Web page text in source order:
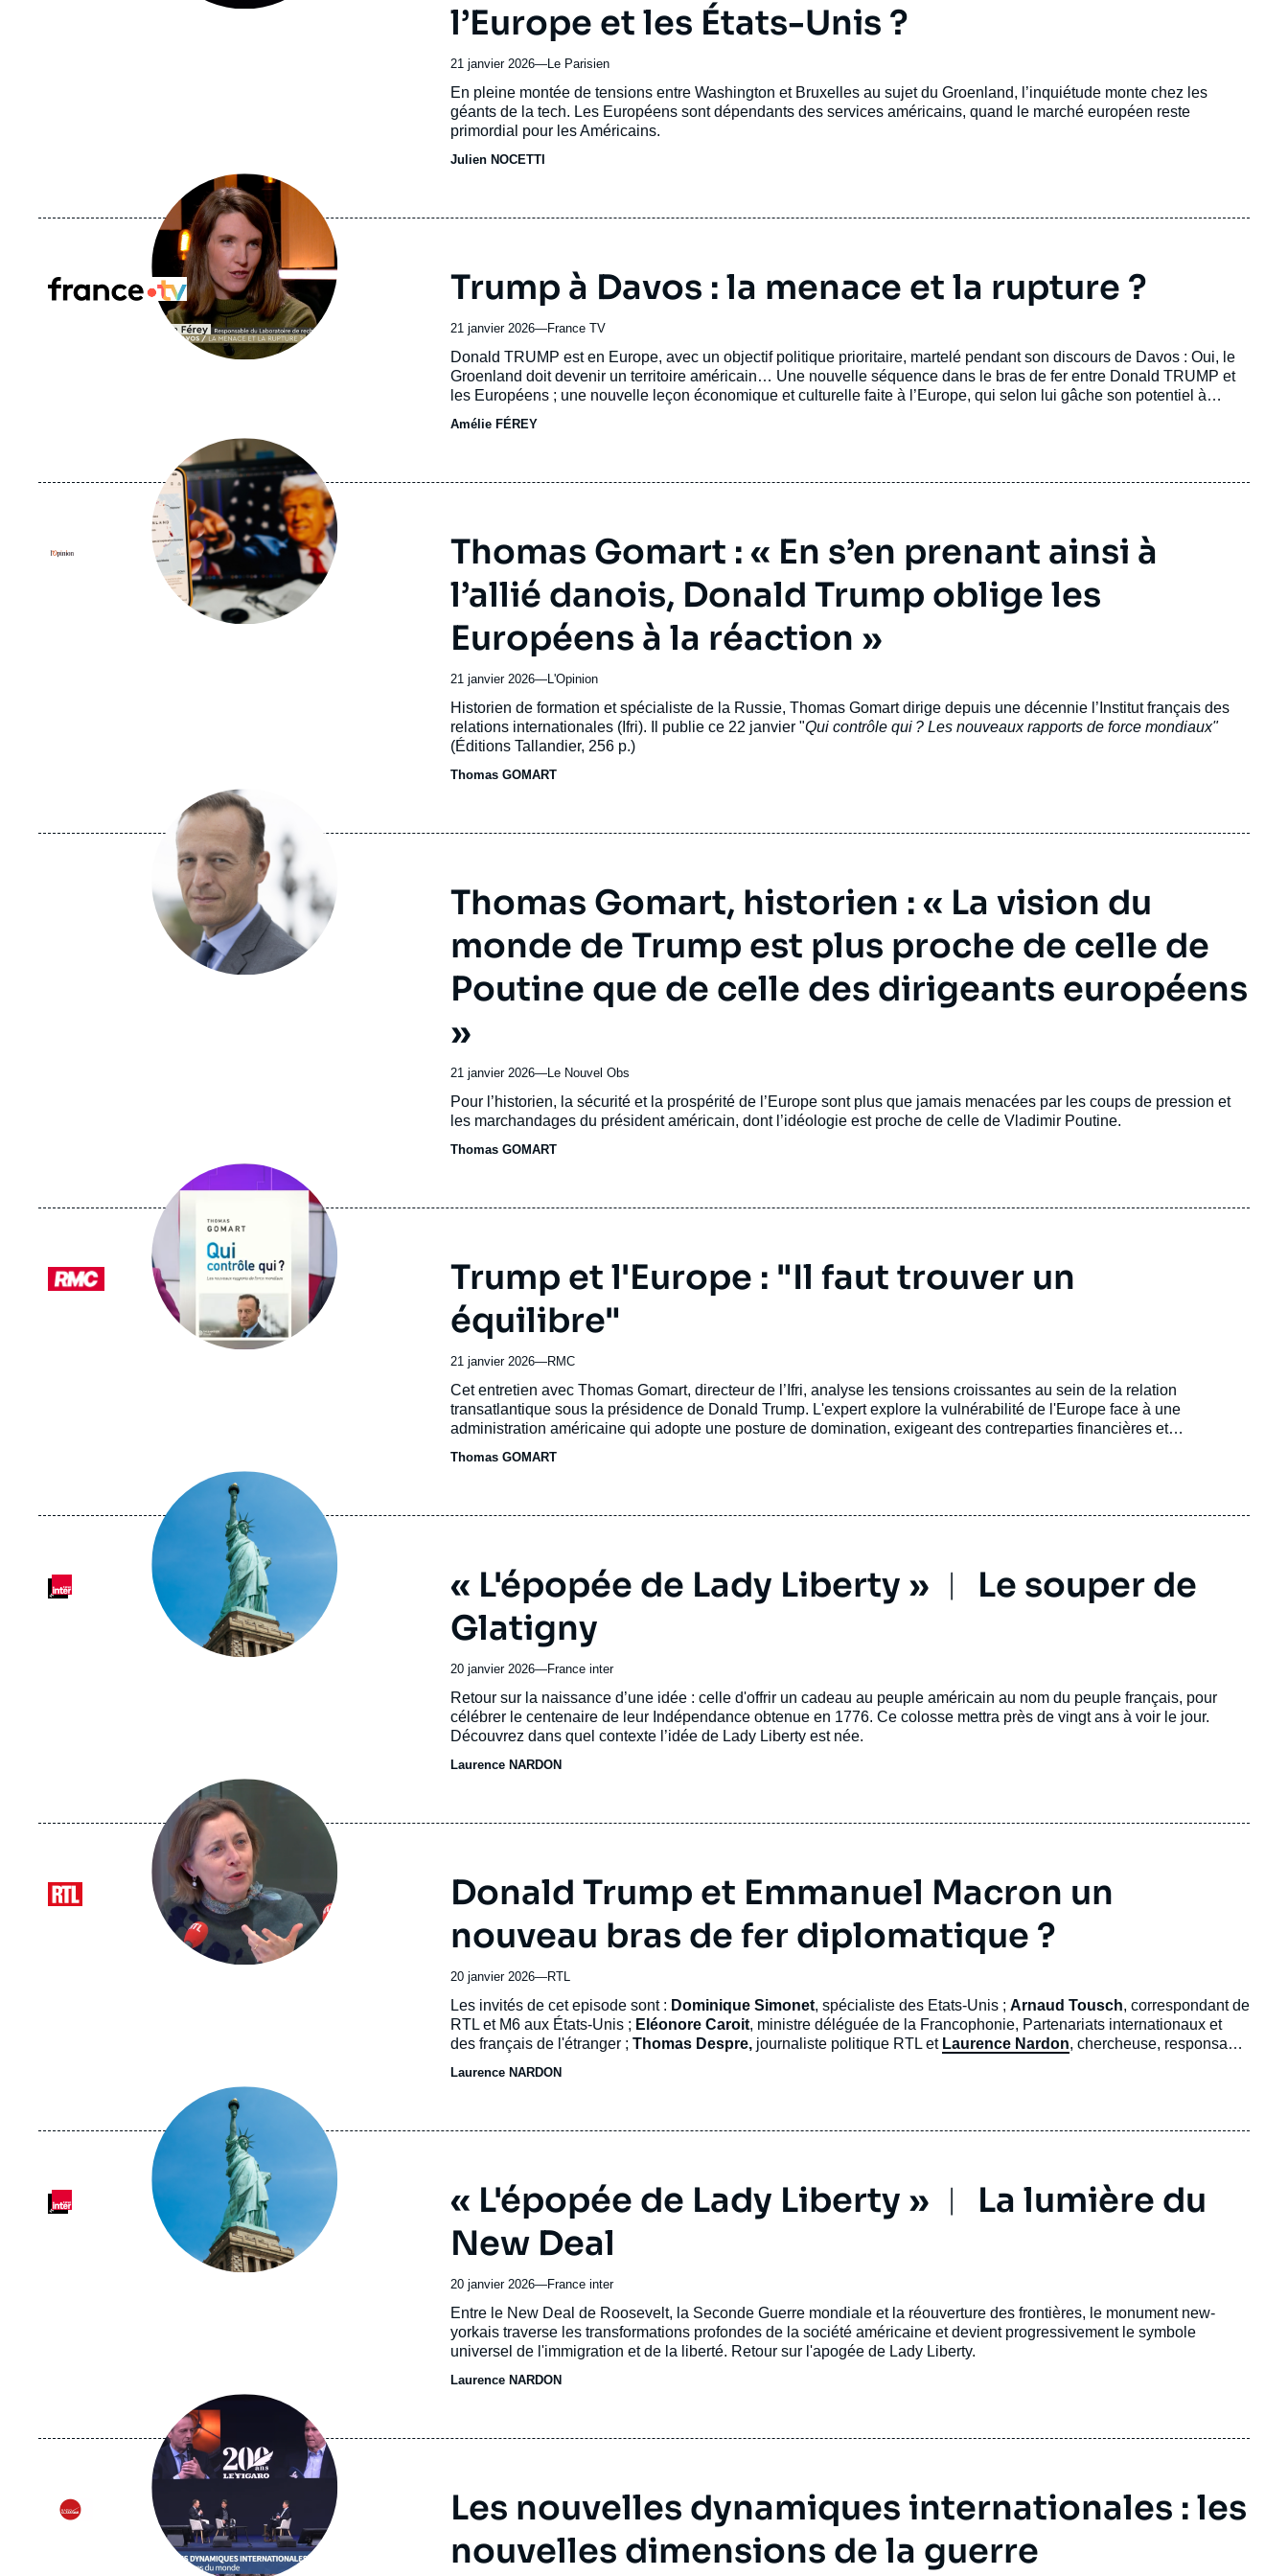
l’Europe et les États-Unis ?
21 janvier 2026—Nom
du
journal,
revue
ou
Le Parisien
Accroche
En pleine montée de tensions entre Washington et Bruxelles au sujet du Groenland, l’inquiétude monte chez les
géants de la tech. Les Européens sont dépendants des services américains, quand le marché européen reste
primordial pour les Américains.
Julien NOCETTI
Logo
principale
médiatique
Trump à Davos : la menace et la rupture ?
21 janvier 2026—Nom
du
journal,
revue
ou
France TV
Accroche
Donald TRUMP est en Europe, avec un objectif politique prioritaire, martelé pendant son discours de Davos : Oui, le
Groenland doit devenir un territoire américain… Une nouvelle séquence dans le bras de fer entre Donald TRUMP et
les Européens ; une nouvelle leçon économique et culturelle faite à l’Europe, qui selon lui gâche son potentiel à
cause de l’immigration… Une logorrhée de près d’une heure ½, mélange d'auto-congratulation, de flèches lancées
contre Emmanuel MACRON notamment, de provocation, d’intimidation, d’humiliation.
Amélie FÉREY
Logo
principale
médiatique
Thomas Gomart : « En s’en prenant ainsi à
l’allié danois, Donald Trump oblige les
Européens à la réaction »
21 janvier 2026—Nom
journal,
revue
ou
émission
L'Opinion
Accroche
Historien de formation et spécialiste de la Russie, Thomas Gomart dirige depuis une décennie l’Institut français des
relations internationales (Ifri). Il publie ce 22 janvier "Qui contrôle qui ? Les nouveaux rapports de force mondiaux"
(Éditions Tallandier, 256 p.)
Thomas GOMART
principale
médiatique
Thomas Gomart, historien : « La vision du
monde de Trump est plus proche de celle de
Poutine que de celle des dirigeants européens
»
21 janvier 2026—Nom
journal,
revue
ou
Le Nouvel Obs
Accroche
Pour l’historien, la sécurité et la prospérité de l’Europe sont plus que jamais menacées par les coups de pression et
les marchandages du président américain, dont l’idéologie est proche de celle de Vladimir Poutine.
Thomas GOMART
Logo
principale
médiatique
Trump et l'Europe : "Il faut trouver un
équilibre"
21 janvier 2026—Nom
journal,
revue
ou
émission
RMC
Accroche
Cet entretien avec Thomas Gomart, directeur de l’Ifri, analyse les tensions croissantes au sein de la relation
transatlantique sous la présidence de Donald Trump. L'expert explore la vulnérabilité de l'Europe face à une
administration américaine qui adopte une posture de domination, exigeant des contreparties financières et
Thomas GOMART
Logo
principale
médiatique
« L'épopée de Lady Liberty » ︱ Le souper de
Glatigny
20 janvier 2026—Nom
du
journal,
revue
ou
émission
France inter
Accroche
Retour sur la naissance d’une idée : celle d'offrir un cadeau au peuple américain au nom du peuple français, pour
célébrer le centenaire de leur Indépendance obtenue en 1776. Ce colosse mettra près de vingt ans à voir le jour.
Découvrez dans quel contexte l’idée de Lady Liberty est née.
Laurence NARDON
Logo
principale
médiatique
Donald Trump et Emmanuel Macron un
nouveau bras de fer diplomatique ?
20 janvier 2026—Nom
journal,
revue
ou
émission
RTL
Accroche
Les invités de cet episode sont : Dominique Simonet, spécialiste des Etats-Unis ; Arnaud Tousch, correspondant de
RTL et M6 aux États-Unis ; Eléonore Caroit, ministre déléguée de la Francophonie, Partenariats internationaux et
des français de l'étranger ; Thomas Despre, journaliste politique RTL et Laurence Nardon, chercheuse, responsable
Laurence NARDON
Logo
principale
médiatique
« L'épopée de Lady Liberty » ︱ La lumière du
New Deal
20 janvier 2026—Nom
du
journal,
revue
ou
émission
France inter
Accroche
Entre le New Deal de Roosevelt, la Seconde Guerre mondiale et la réouverture des frontières, le monument new-
yorkais traverse les transformations profondes de la société américaine et devient progressivement le symbole
universel de l'immigration et de la liberté. Retour sur l'apogée de Lady Liberty.
Laurence NARDON
Logo
principale
médiatique
Les nouvelles dynamiques internationales : les
nouvelles dimensions de la guerre